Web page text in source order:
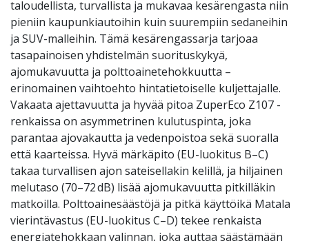
taloudellista, turvallista ja mukavaa kesärengasta niin
pieniin kaupunkiautoihin kuin suurempiin sedaneihin
ja SUV-malleihin. Tämä kesärengassarja tarjoaa
tasapainoisen yhdistelmän suorituskykyä,
ajomukavuutta ja polttoainetehokkuutta –
erinomainen vaihtoehto hintatietoiselle kuljettajalle.
Vakaata ajettavuutta ja hyvää pitoa ZuperEco Z107 -
renkaissa on asymmetrinen kulutuspinta, joka
parantaa ajovakautta ja vedenpoistoa sekä suoralla
että kaarteissa. Hyvä märkäpito (EU-luokitus B–C)
takaa turvallisen ajon sateisellakin kelillä, ja hiljainen
melutaso (70–72 dB) lisää ajomukavuutta pitkilläkin
matkoilla. Polttoainesäästöjä ja pitkä käyttöikä Matala
vierintävastus (EU-luokitus C–D) tekee renkaista
energiatehokkaan valinnan, joka auttaa säästämään